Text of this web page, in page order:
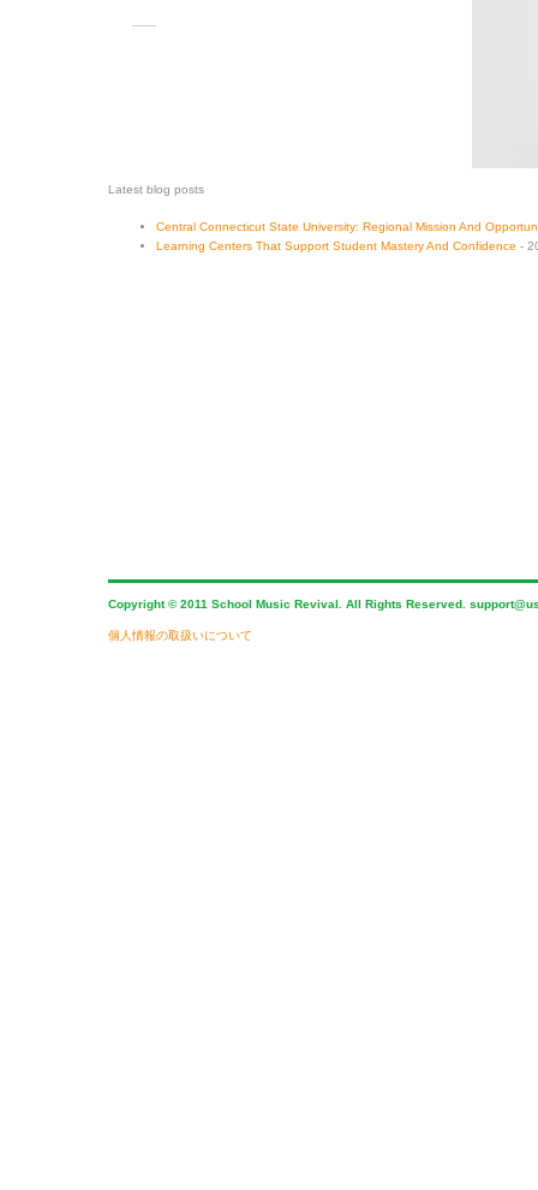
Latest blog posts
Central Connecticut State University: Regional Mission And
Learning Centers That Support Student Mastery And Confidence -
Copyright © 2011 School Music Revival. All Rights Reserved.
個人情報の取扱いについて